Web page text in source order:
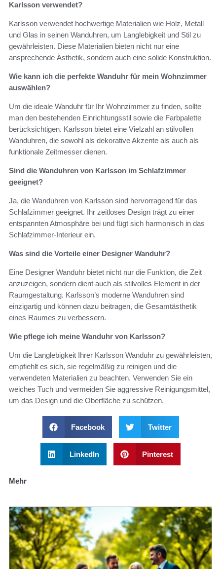
Karlsson verwendet?
Karlsson verwendet hochwertige Materialien wie Holz, Metall
und Glas in seinen Wanduhren, um Langlebigkeit und Stil zu
gewährleisten. Diese Materialien bieten nicht nur eine
ansprechende Ästhetik, sondern auch eine solide Konstruktion.
Wie kann ich die perfekte Wanduhr für mein Wohnzimmer
auswählen?
Um die ideale Wanduhr für Ihr Wohnzimmer zu finden, sollte
man den bestehenden Einrichtungsstil sowie die Farbpalette
berücksichtigen. Karlsson bietet eine Vielzahl an stilvollen
Wanduhren, die sowohl als dekorative Akzente als auch als
funktionale Zeitmesser dienen.
Sind die Wanduhren von Karlsson im Schlafzimmer
geeignet?
Ja, die Wanduhren von Karlsson sind hervorragend für das
Schlafzimmer geeignet. Ihr zeitloses Design trägt zu einer
entspannten Atmosphäre bei und fügt sich harmonisch in das
Schlafzimmer-Interieur ein.
Was sind die Vorteile einer Designer Wanduhr?
Eine Designer Wanduhr bietet nicht nur die Funktion, die Zeit
anzuzeigen, sondern dient auch als stilvolles Element in der
Raumgestaltung. Karlsson’s moderne Wanduhren sind
einzigartig und können dazu beitragen, die Gesamtästhetik
eines Raumes zu verbessern.
Wie pflege ich meine Wanduhr von Karlsson?
Um die Langlebigkeit Ihrer Karlsson Wanduhr zu gewährleisten,
empfiehlt es sich, sie regelmäßig zu reinigen und die
verwendeten Materialien zu beachten. Verwenden Sie ein
weiches Tuch und vermeiden Sie aggressive Reinigungsmittel,
um das Design und die Oberfläche zu schützen.
Facebook Twitter
LinkedIn Pinterest
Mehr